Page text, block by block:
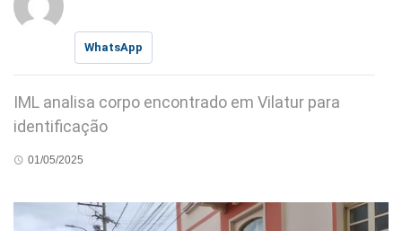
WhatsApp
IML analisa corpo encontrado em Vilatur para
identificação
01/05/2025